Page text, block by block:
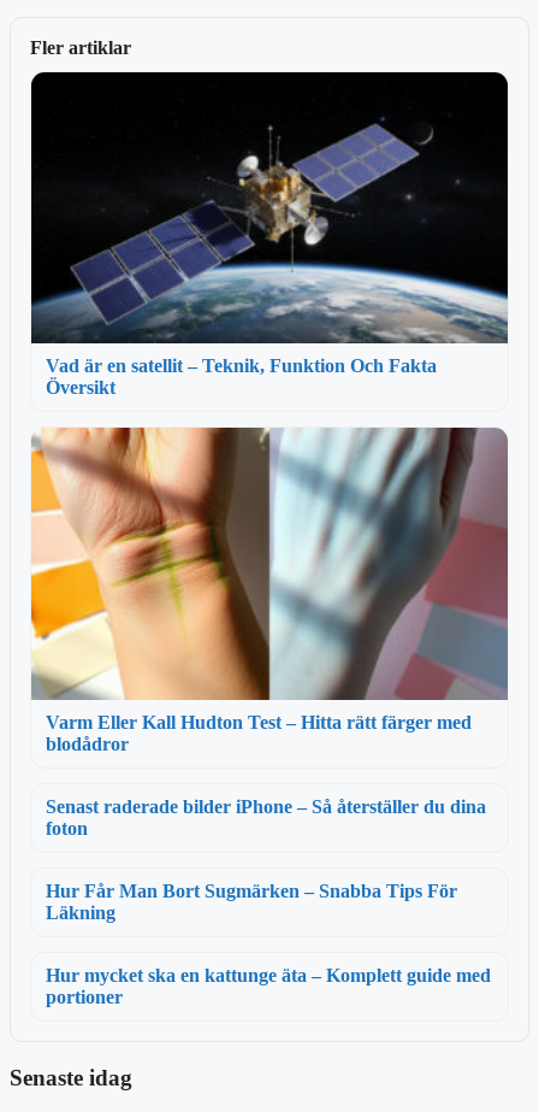
Fler artiklar
Vad är en satellit – Teknik, Funktion Och Fakta
Översikt
Varm Eller Kall Hudton Test – Hitta rätt färger med
blodådror
Senast raderade bilder iPhone – Så återställer du dina
foton
Hur Får Man Bort Sugmärken – Snabba Tips För
Läkning
Hur mycket ska en kattunge äta – Komplett guide med
portioner
Senaste idag